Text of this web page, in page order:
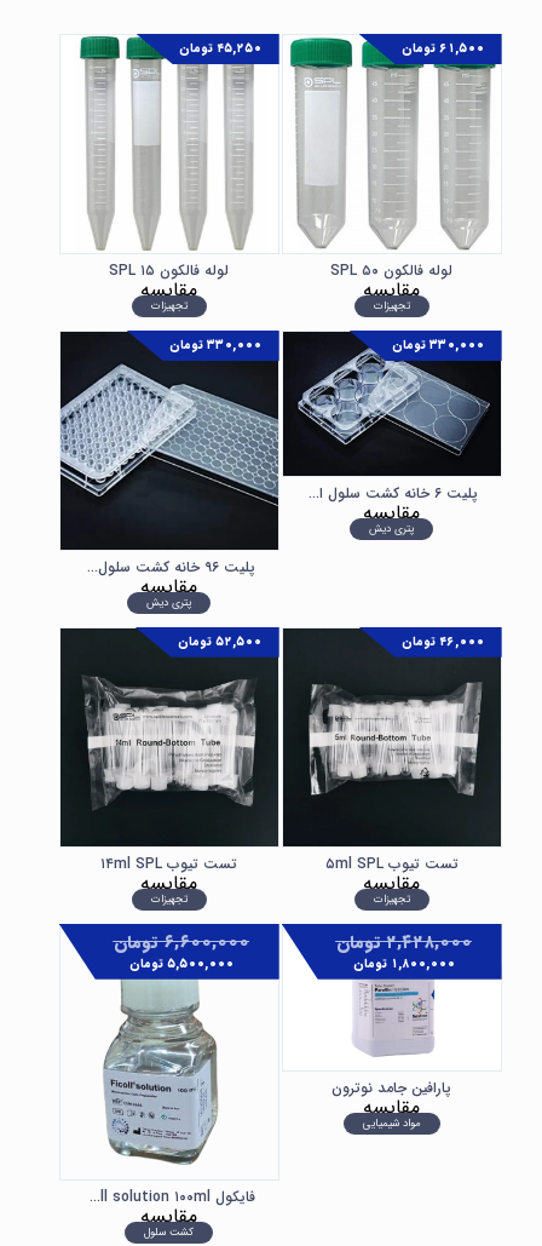
لوله فالکون ۵۰ SPL
تجهیزات
۶۱,۵۰۰ تومان
مقایسه
لوله فالکون ۱۵ SPL
تجهیزات
۴۵,۲۵۰ تومان
مقایسه
پلیت ۶ خانه کشت سلول استریل SPL
پتری دیش
۳۳۰,۰۰۰ تومان
مقایسه
پلیت ۹۶ خانه کشت سلول SPL
پتری دیش
۳۳۰,۰۰۰ تومان
مقایسه
تست تیوب ۵ml SPL
تجهیزات
۴۶,۰۰۰ تومان
مقایسه
تست تیوب ۱۴ml SPL
تجهیزات
۵۲,۵۰۰ تومان
مقایسه
پارافین جامد نوترون
مواد شیمیایی
۲,۴۲۸,۰۰۰تومان
۱,۸۰۰,۰۰۰ تومان
مقایسه
فایکول Ficoll solution ۱۰۰ml
کشت سلول
۶,۶۰۰,۰۰۰تومان
۵,۵۰۰,۰۰۰ تومان
مقایسه